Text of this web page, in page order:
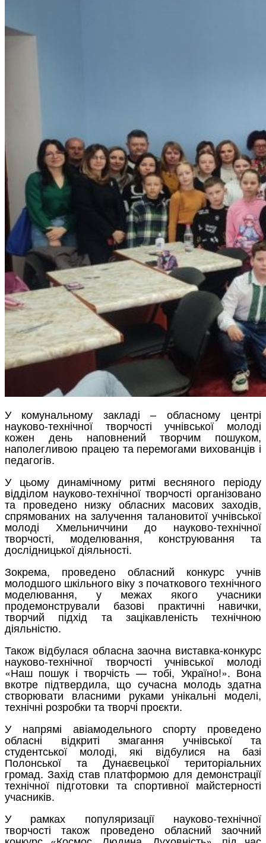
У комунальному закладі – обласному центрі
науково-технічної творчості учнівської молоді
кожен день наповнений творчим пошуком,
наполегливою працею та перемогами вихованців і
педагогів.
У цьому динамічному ритмі весняного періоду
відділом науково-технічної творчості організовано
та проведено низку обласних масових заходів,
спрямованих на залучення талановитої учнівської
молоді Хмельниччини до науково-технічної
творчості, моделювання, конструювання та
дослідницької діяльності.
Зокрема, проведено обласний конкурс учнів
молодшого шкільного віку з початкового технічного
моделювання, у межах якого учасники
продемонстрували базові практичні навички,
творчий підхід та зацікавленість технічною
діяльністю.
Також відбулася обласна заочна виставка-конкурс
науково-технічної творчості учнівської молоді
«Наш пошук і творчість — тобі, Україно!». Вона
вкотре підтвердила, що сучасна молодь здатна
створювати власними руками унікальні моделі,
технічні розробки та творчі проєкти.
У напрямі авіамодельного спорту проведено
обласні відкриті змагання учнівської та
студентської молоді, які відбулися на базі
Полонської та Дунаєвецької територіальних
громад. Захід став платформою для демонстрації
технічної підготовки та спортивної майстерності
учасників.
У рамках популяризації науково-технічної
творчості також проведено обласний заочний